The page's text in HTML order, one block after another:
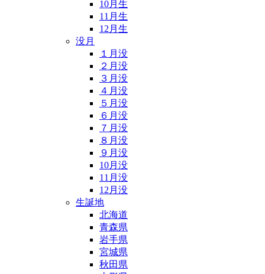
10月生
11月生
12月生
没月
１月没
２月没
３月没
４月没
５月没
６月没
７月没
８月没
９月没
10月没
11月没
12月没
生誕地
北海道
青森県
岩手県
宮城県
秋田県